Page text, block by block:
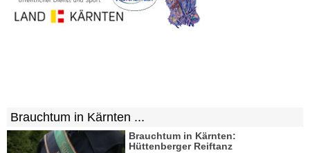
Brauchtum in Kärnten ...
Brauchtum in Kärnten:
Hüttenberger Reiftanz